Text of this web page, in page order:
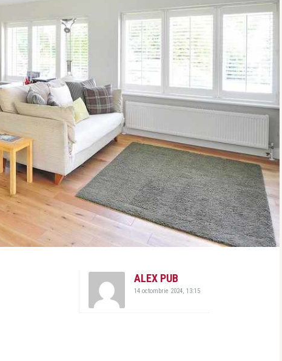
ALEX PUB
14 octombrie 2024, 13:15